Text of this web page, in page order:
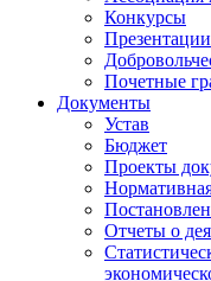
Конкурсы
Презентации
Почетные
Документы
Устав
Бюджет
Проекты
Отчеты о